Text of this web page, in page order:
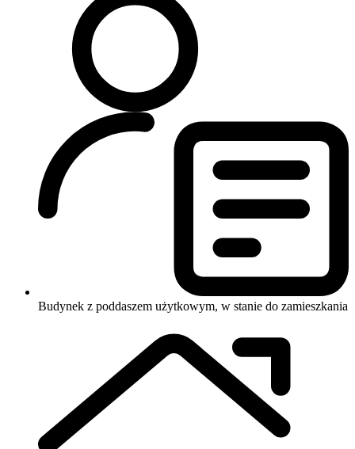
Budynek z poddaszem użytkowym, w stanie do zamieszkania